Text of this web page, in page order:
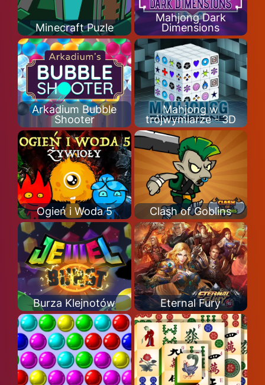
Minecraft Puzle
Mahjong Dark
Dimensions
Arkadium Bubble
Shooter
Mahjong w
trójwymiarze - 3D
Ogień i Woda 5 Clash of Goblins
Burza Klejnotów Eternal Fury